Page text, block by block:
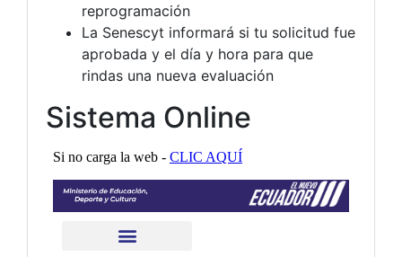
reprogramación
La Senescyt informará si tu solicitud fue
aprobada y el día y hora para que
rindas una nueva evaluación
Sistema Online